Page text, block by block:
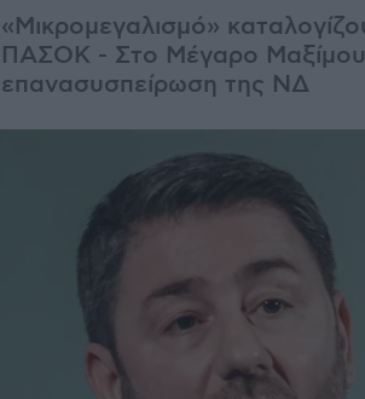
«Μικρομεγαλισμό»
ΠΑΣΟΚ - Στο Μέγαρο Μαξίμου
επανασυσπείρωση της ΝΔ